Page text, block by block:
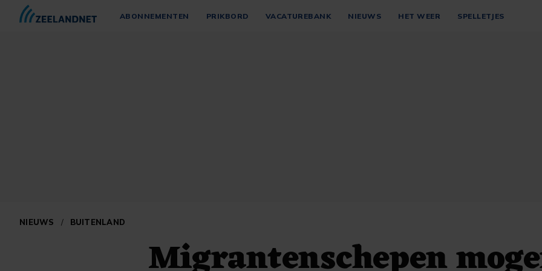
ABONNEMENTEN PRIKBORD VACATUREBANK NIEUWS HET WEER SPELLETJES
NIEUWS / BUITENLAND